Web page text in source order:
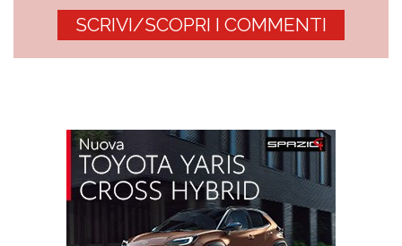
SCRIVI/SCOPRI I COMMENTI